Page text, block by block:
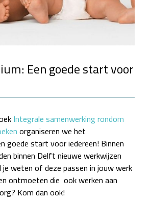
Een goede start voor
Integrale samenwerking rondom
organiseren we het
goede start voor iedereen! Binnen
binnen Delft nieuwe werkwijzen
weten of deze passen in jouw werk
ontmoeten die ook werken aan
Kom dan ook!